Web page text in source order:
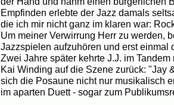
Empfinden erlebte der Jazz damals
die ich mir nicht ganz im klaren war:
Um meiner Verwirrung Herr zu werden,
Jazzspielen aufzuhören und erst einmal
Zwei Jahre später kehrte J.J. im
Kai Winding auf die Szene zurück: "Jay
sich die Posaune nicht nur musikalisch
im aparten Duett - sogar zum